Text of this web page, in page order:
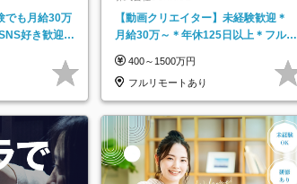
でも月給30万
好き歓迎*
【動画クリエイター】未経験歓迎＊
月給30万～＊年休125日以上＊フルリ
決定◆
400～1500万円
フルリモートあり